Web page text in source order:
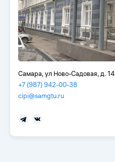
Самара, ул Ново-Садовая, д. 14
+7 (987) 942-00-38
cipi@samgtu.ru